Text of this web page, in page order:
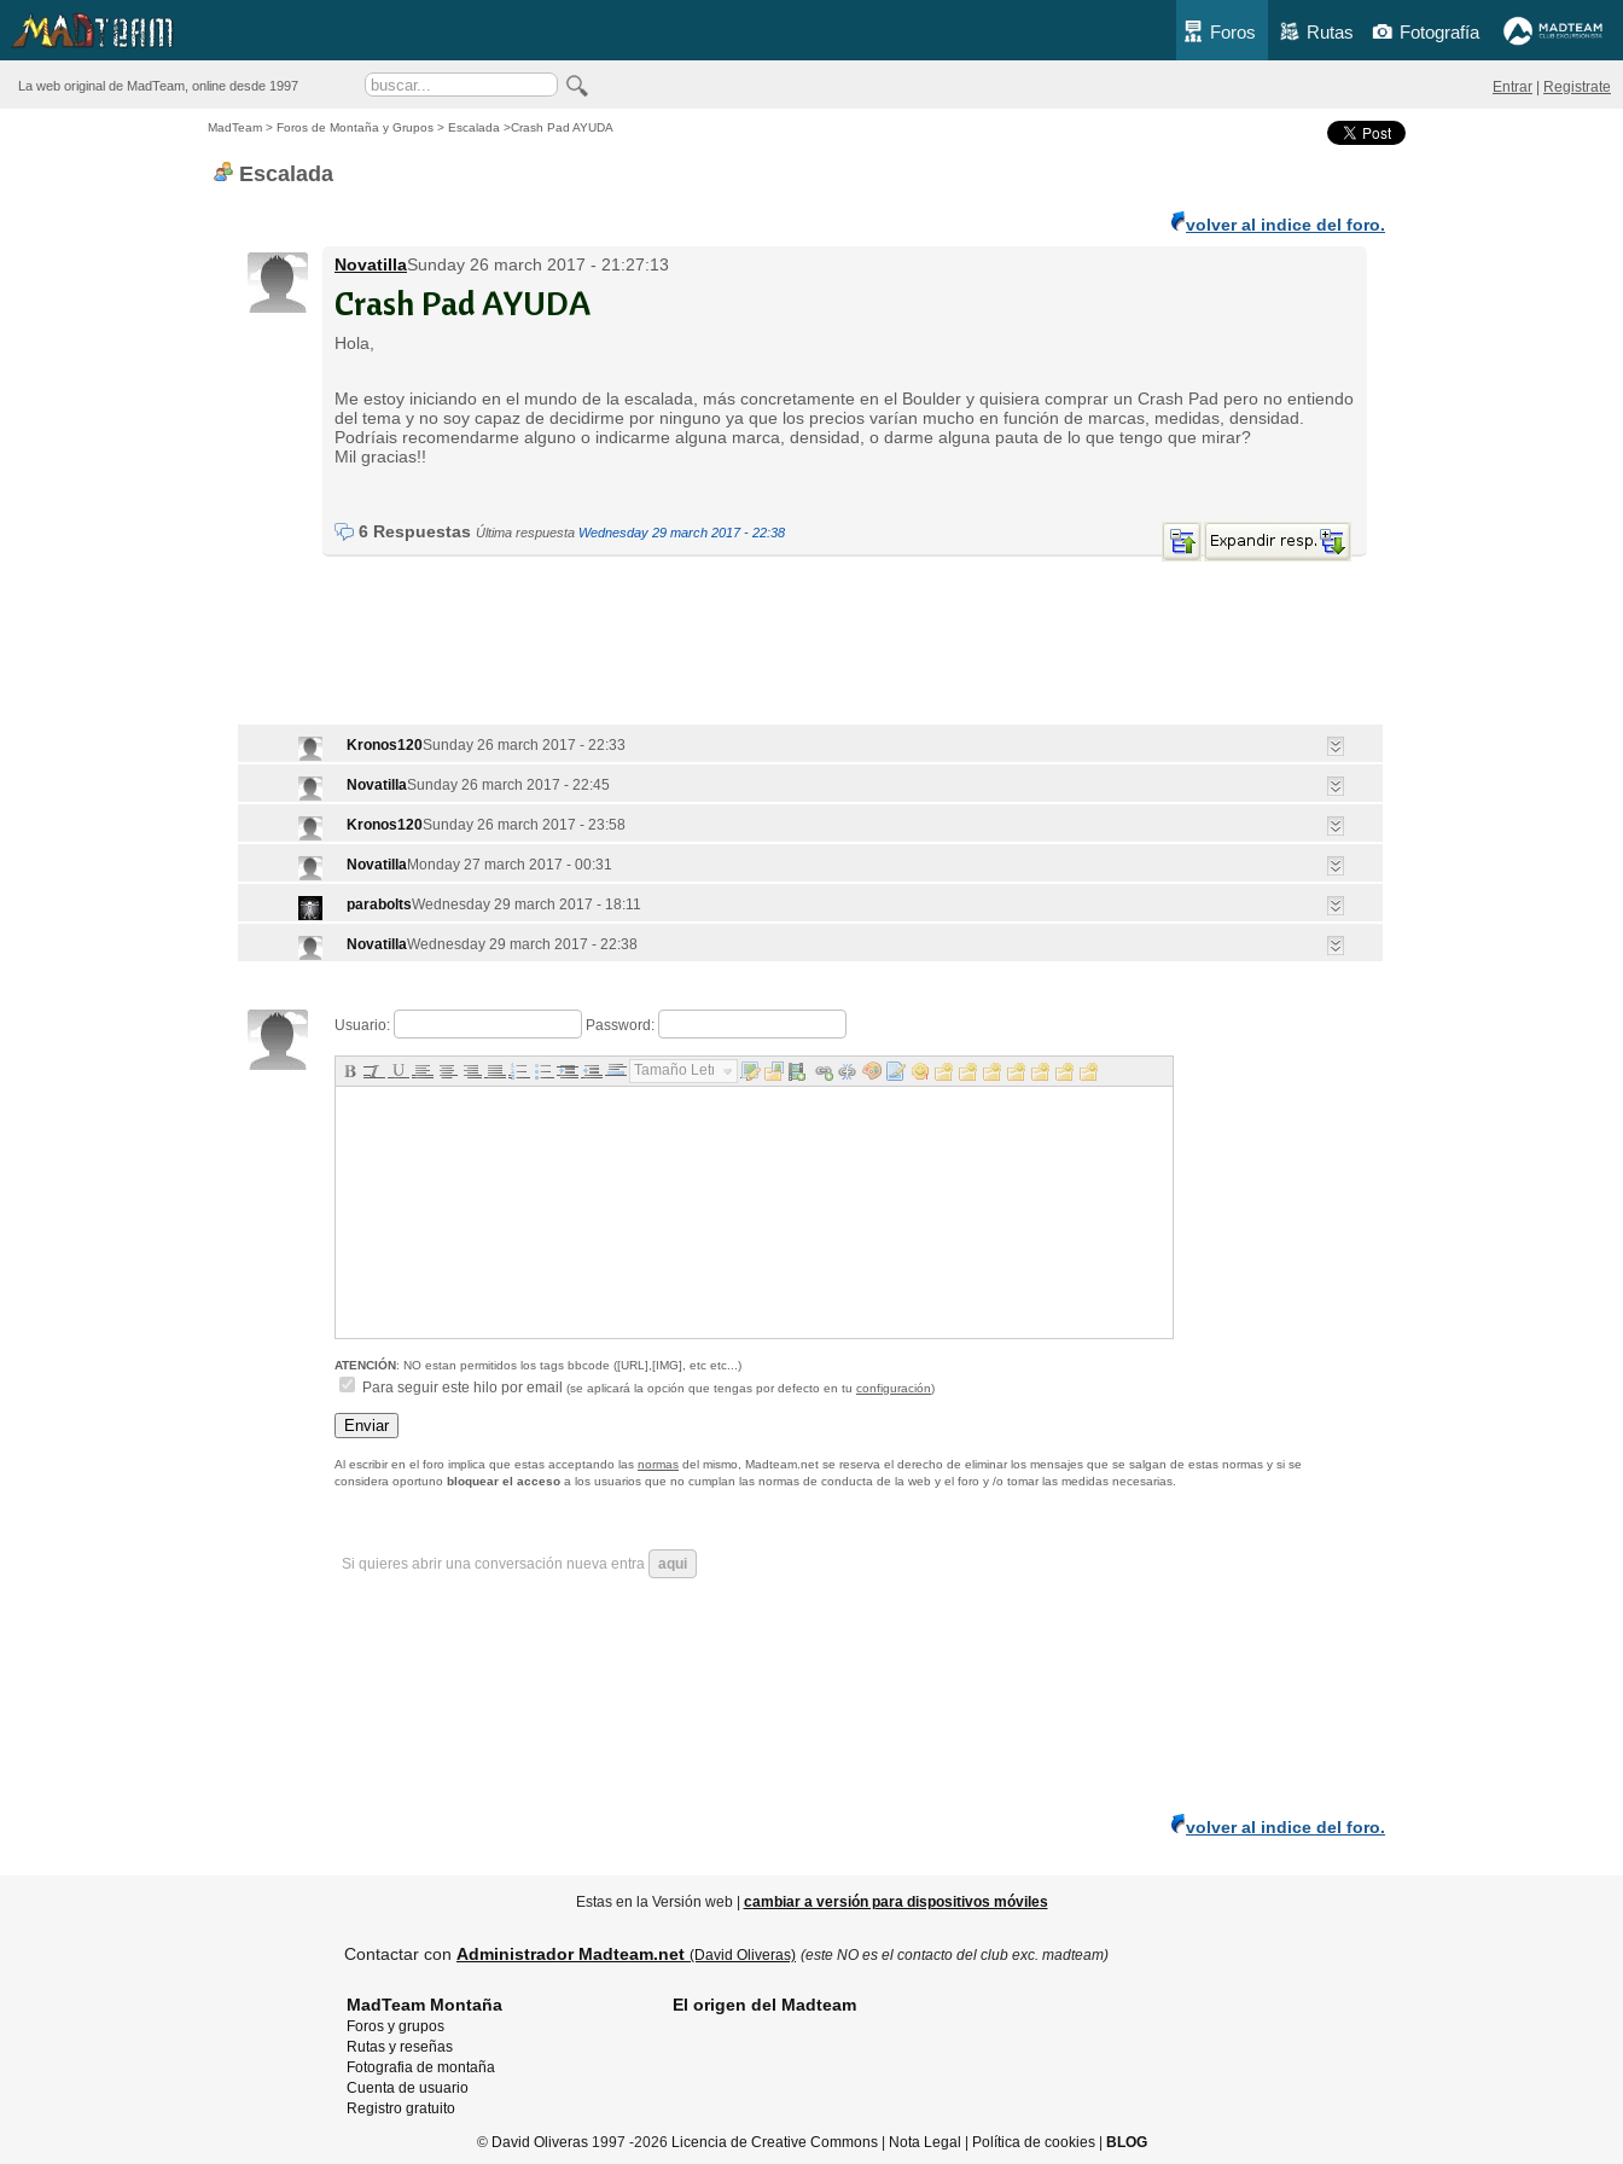
Foros Rutas Fotografía
La web original de MadTeam, online desde 1997 Entrar Registrate
MadTeam > Foros de Montaña y Grupos > Escalada >Crash Pad AYUDA
Escalada
volver al indice del foro.
NovatillaSunday 26 march 2017 - 21:27:13
Crash Pad AYUDA
Hola,
Me estoy iniciando en el mundo de la escalada, más concretamente en el Boulder y quisiera comprar un Crash Pad pero no entiendo
del tema y no soy capaz de decidirme por ninguno ya que los precios varían mucho en función de marcas, medidas, densidad.
Podríais recomendarme alguno o indicarme alguna marca, densidad, o darme alguna pauta de lo que tengo que mirar?
Mil gracias!!
6 Respuestas Última respuesta Wednesday 29 march 2017 - 22:38
Kronos120Sunday 26 march 2017 - 22:33
NovatillaSunday 26 march 2017 - 22:45
Kronos120Sunday 26 march 2017 - 23:58
NovatillaMonday 27 march 2017 - 00:31
paraboltsWednesday 29 march 2017 - 18:11
NovatillaWednesday 29 march 2017 - 22:38
Usuario: Password:
Tamaño Letra...
ATENCIÓN: NO estan permitidos los tags bbcode ([URL],[IMG], etc etc...)
Para seguir este hilo por email (se aplicará la opción que tengas por defecto en tu configuración)
Al escribir en el foro implica que estas acceptando las normas del mismo, Madteam.net se reserva el derecho de eliminar los mensajes que se salgan de estas normas y si se
considera oportuno bloquear el acceso a los usuarios que no cumplan las normas de conducta de la web y el foro y /o tomar las medidas necesarias.
Si quieres abrir una conversación nueva entra aqui
volver al indice del foro.
Estas en la Versión web | cambiar a versión para dispositivos móviles
Contactar con Administrador Madteam.net (David Oliveras) (este NO es el contacto del club exc. madteam)
MadTeam Montaña
Foros y grupos
Rutas y reseñas
Fotografia de montaña
Cuenta de usuario
Registro gratuito
El origen del Madteam
© David Oliveras1997 -2026 Licencia de Creative Commons| Nota Legal Política de cookies| BLOG